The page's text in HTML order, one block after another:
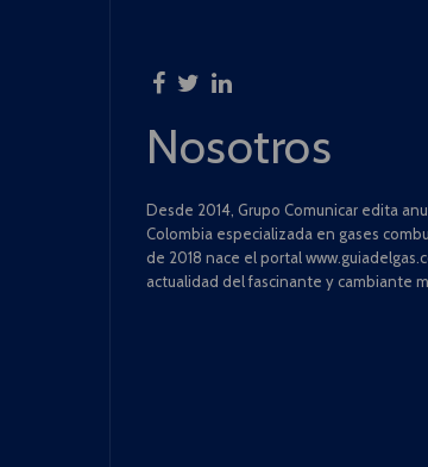
Nosotros
Desde 2014, Grupo Comunicar edita
Colombia especializada en gases
de 2018 nace el portal
actualidad del fascinante y cambiante